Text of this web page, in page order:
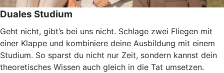
Duales Studium
Geht nicht, gibt’s bei uns nicht. Schlage zwei Fliegen mit
einer Klappe und kombiniere deine Ausbildung mit einem
Studium. So sparst du nicht nur Zeit, sondern kannst dein
theoretisches Wissen auch gleich in die Tat umsetzen.